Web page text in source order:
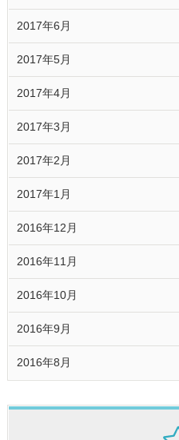
2017年6月
2017年5月
2017年4月
2017年3月
2017年2月
2017年1月
2016年12月
2016年11月
2016年10月
2016年9月
2016年8月